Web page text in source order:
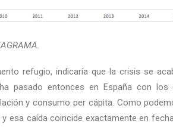
refugio, indicaría que la crisis se
pasado entonces en España con los
y consumo per cápita. Como
esa caída coincide exactamente en